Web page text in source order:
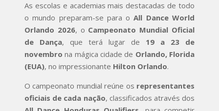
As escolas e academias mais destacadas de todo
o mundo preparam-se para oAll Dance World
Orlando 2026, o Campeonato Mundial Oficial
de Dança, que terá lugar de 19 a 23 de
novembro na mágica cidade de Orlando, Florida
(EUA), no impressionante Hilton Orlando.
O campeonato mundial reúne os representantes
oficiais de cada nação, classificados através dos